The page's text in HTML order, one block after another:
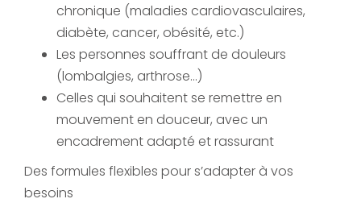
chronique (maladies cardiovasculaires,
diabète, cancer, obésité, etc.)
Les personnes souffrant de douleurs
(lombalgies, arthrose…)
Celles qui souhaitent se remettre en
mouvement en douceur, avec un
encadrement adapté et rassurant
Des formules flexibles pour s’adapter à vos
besoins